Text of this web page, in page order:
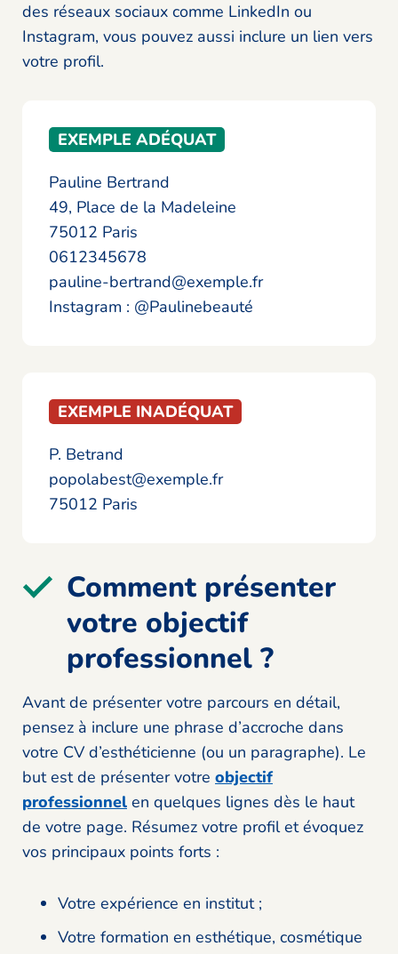
des réseaux sociaux comme LinkedIn ou
Instagram, vous pouvez aussi inclure un lien vers
votre profil.
EXEMPLE ADÉQUAT
Pauline Bertrand
49, Place de la Madeleine
75012 Paris
0612345678
pauline-bertrand@exemple.fr
Instagram : @Paulinebeauté
EXEMPLE INADÉQUAT
P. Betrand
popolabest@exemple.fr
75012 Paris
Comment présenter
votre objectif
professionnel ?
Avant de présenter votre parcours en détail,
pensez à inclure une phrase d’accroche dans
votre CV d’esthéticienne (ou un paragraphe). Le
but est de présenter votre objectif
professionnel en quelques lignes dès le haut
de votre page. Résumez votre profil et évoquez
vos principaux points forts :
Votre expérience en institut ;
Votre formation en esthétique, cosmétique